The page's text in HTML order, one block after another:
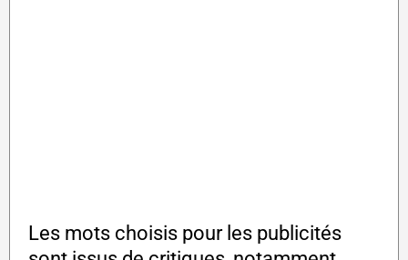
Les mots choisis pour les publicités